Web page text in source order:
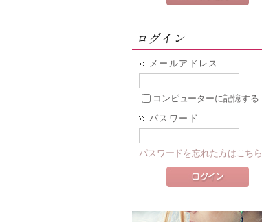
メールアドレス
コンピューターに記憶する
パスワード
パスワードを忘れた方はこちら